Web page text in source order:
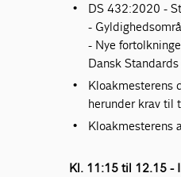
DS 432:2020 -
-
- Nye
Dansk
Kloakmesterens
herunder krav til
Kloakmesterens
Kl. 11:15 til 12.15 -